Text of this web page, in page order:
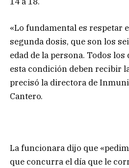
«Lo fundamental es respetar
segunda dosis, que son los
edad de la persona. Todos
esta condición deben recibir
precisó la directora de
Cantero.
La funcionara dijo que
que concurra el día que le